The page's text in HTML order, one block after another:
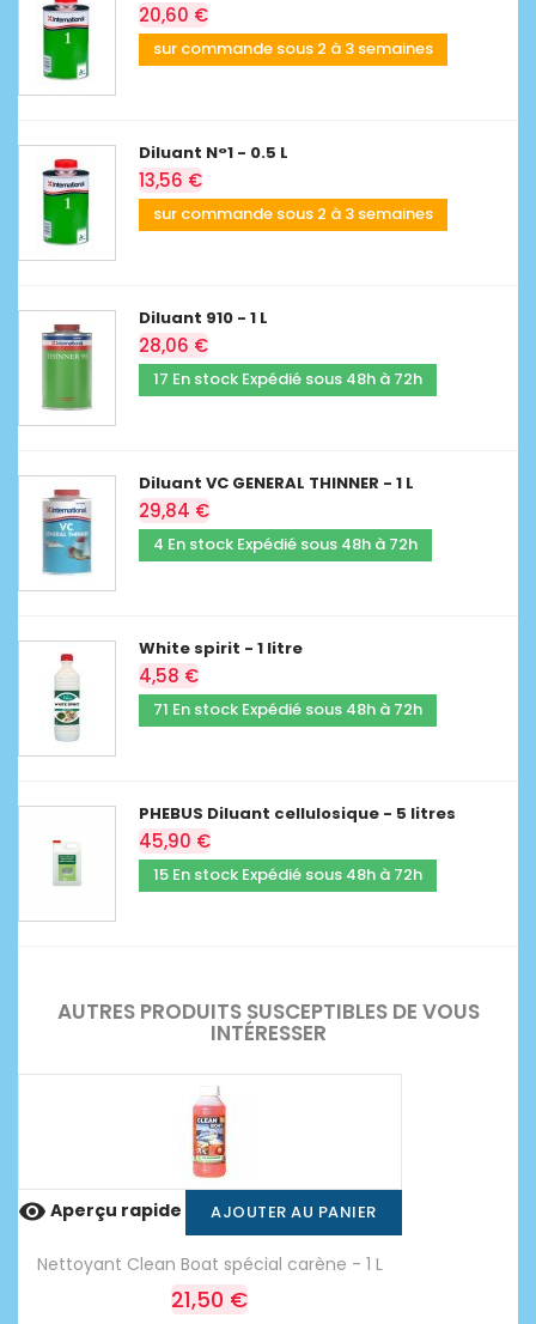
20,60 €
sur commande sous 2 à 3 semaines
Diluant N°1 - 0.5 L
13,56 €
sur commande sous 2 à 3 semaines
Diluant 910 - 1 L
28,06 €
17 En stock Expédié sous 48h à 72h
Diluant VC GENERAL THINNER - 1 L
29,84 €
4 En stock Expédié sous 48h à 72h
White spirit - 1 litre
4,58 €
71 En stock Expédié sous 48h à 72h
PHEBUS Diluant cellulosique - 5 litres
45,90 €
15 En stock Expédié sous 48h à 72h
AUTRES PRODUITS SUSCEPTIBLES DE VOUS
INTÉRESSER
 Aperçu rapide AJOUTER AU PANIER
Nettoyant Clean Boat spécial carène - 1 L
21,50 €